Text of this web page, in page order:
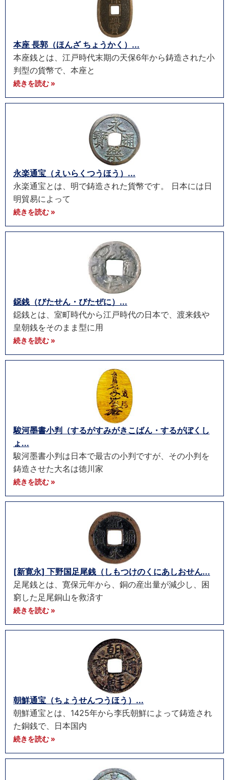
本座 長郭（ほんざ ちょうかく）...
本座銭とは、江戸時代末期の天保6年から鋳造された小
判型の貨幣で、本座と
続きを読む »
永楽通宝（えいらくつうほう）...
永楽通宝とは、明で鋳造された貨幣です。 日本には日
明貿易によって
続きを読む »
鐚銭（びたせん・びたぜに）...
鐚銭とは、室町時代から江戸時代の日本で、渡来銭や
皇朝銭をそのまま型に用
続きを読む »
駿河墨書小判（するがすみがきこばん・するがぼくし
ょ...
駿河墨書小判は日本で最古の小判ですが、その小判を
鋳造させた大名は徳川家
続きを読む »
[新寛永] 下野国足尾銭（しもつけのくにあしおせん...
足尾銭とは、寛保元年から、銅の産出量が減少し、困
窮した足尾銅山を救済す
続きを読む »
朝鮮通宝（ちょうせんつうほう）...
朝鮮通宝とは、1425年から李氏朝鮮によって鋳造され
た銅銭で、日本国内
続きを読む »